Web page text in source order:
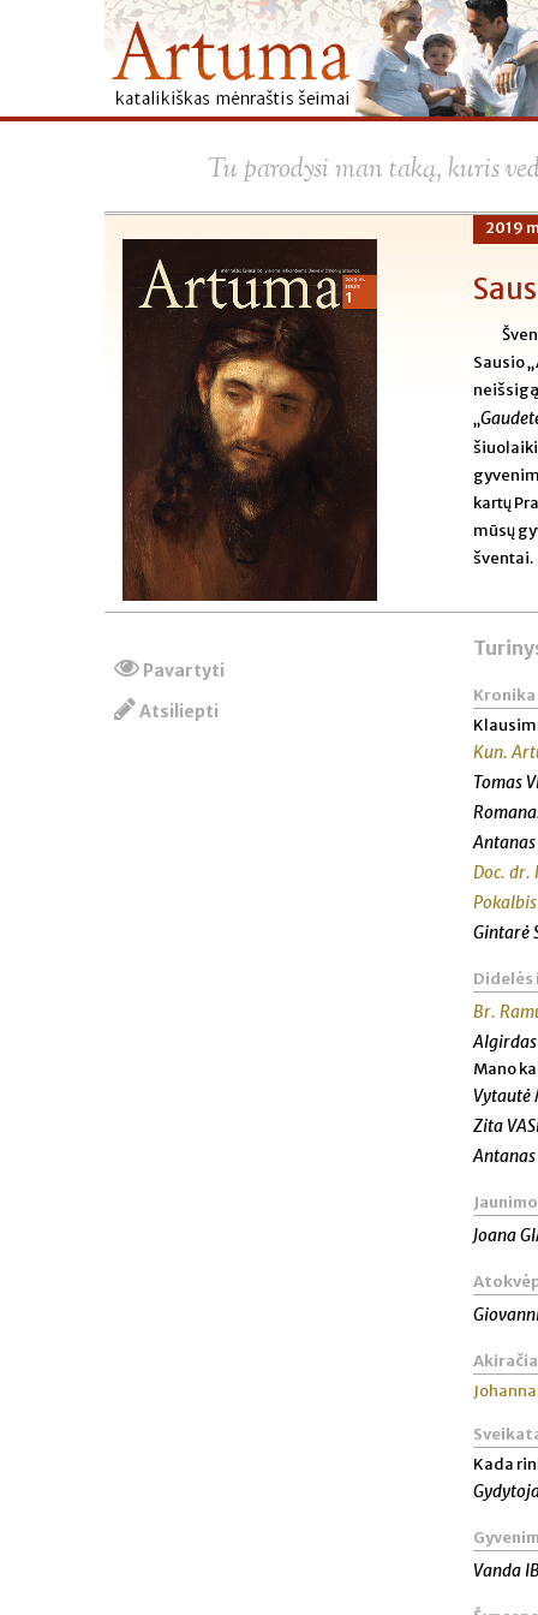
Tu parodysi man taką, kuris
2019
Sausio
„
kartų
mūsų
šventai.
Pavartyti
Atsiliepti
Kronika
Kun.
Tomas
Antanas
Doc. dr.
Gintarė
Didelės
Br.
Algirdas
Mano
Vytautė
Zita
Antanas
Joana
Kada
Vanda